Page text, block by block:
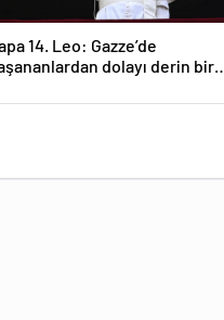
14. Leo: Gazze’de
dolayı derin bir